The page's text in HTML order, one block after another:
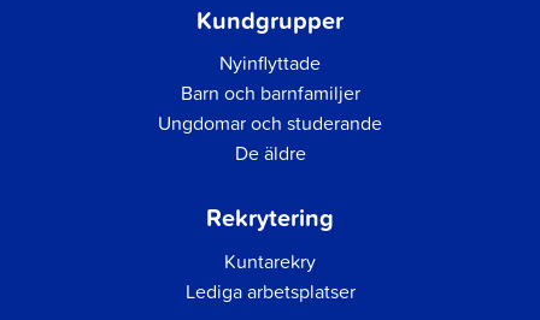
Kundgrupper
Nyinflyttade
Barn och barnfamiljer
Ungdomar och studerande
De äldre
Rekrytering
Kuntarekry
Lediga arbetsplatser